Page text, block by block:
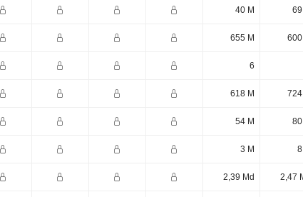
40 M 69
655 M 600
6
618 M 724
54 M 80
3 M 8
2,39 Md 2,47